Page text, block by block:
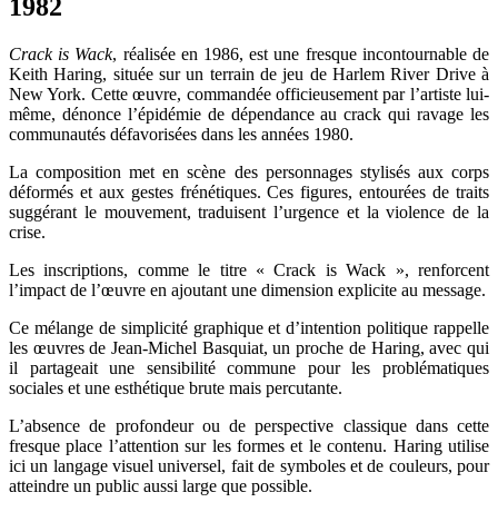
1982
Crack is Wack, réalisée en 1986, est une fresque incontournable de
Keith Haring, située sur un terrain de jeu de Harlem River Drive à
New York. Cette œuvre, commandée officieusement par l’artiste lui-
même, dénonce l’épidémie de dépendance au crack qui ravage les
communautés défavorisées dans les années 1980.
La composition met en scène des personnages stylisés aux corps
déformés et aux gestes frénétiques. Ces figures, entourées de traits
suggérant le mouvement, traduisent l’urgence et la violence de la
crise.
Les inscriptions, comme le titre « Crack is Wack », renforcent
l’impact de l’œuvre en ajoutant une dimension explicite au message.
Ce mélange de simplicité graphique et d’intention politique rappelle
les œuvres de Jean-Michel Basquiat, un proche de Haring, avec qui
il partageait une sensibilité commune pour les problématiques
sociales et une esthétique brute mais percutante.
L’absence de profondeur ou de perspective classique dans cette
fresque place l’attention sur les formes et le contenu. Haring utilise
ici un langage visuel universel, fait de symboles et de couleurs, pour
atteindre un public aussi large que possible.